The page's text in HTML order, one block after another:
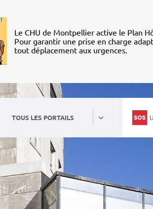
Le CHU de Montpellier active le Plan
Pour garantir une prise en charge
tout déplacement aux urgences.
TOUS LES PORTAILS